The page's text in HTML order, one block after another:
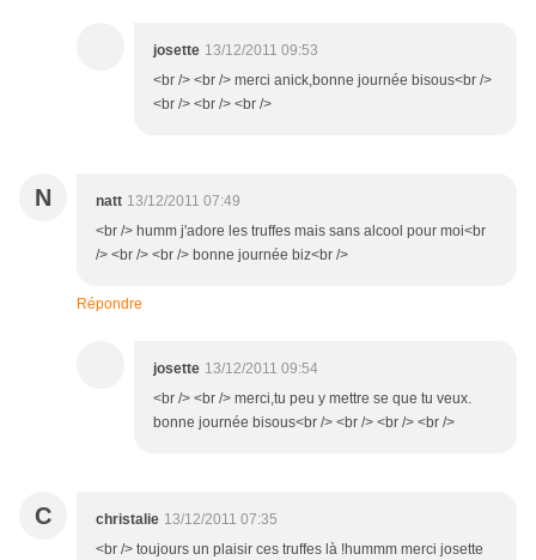
josette 13/12/2011 09:53
<br /> <br /> merci anick,bonne journée bisous<br />
<br /> <br /> <br />
N natt 13/12/2011 07:49
<br /> humm j'adore les truffes mais sans alcool pour moi<br
/> <br /> <br /> bonne journée biz<br />
Répondre
josette 13/12/2011 09:54
<br /> <br /> merci,tu peu y mettre se que tu veux.
bonne journée bisous<br /> <br /> <br /> <br />
C christalie 13/12/2011 07:35
<br /> toujours un plaisir ces truffes là !hummm merci josette